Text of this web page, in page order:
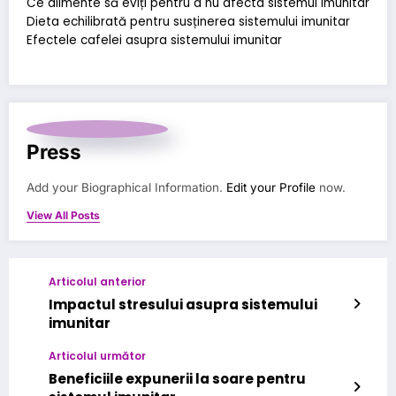
Dieta echilibrată pentru susținerea sistemului imunitar
Efectele cafelei asupra sistemului imunitar
Press
Add your Biographical Information. Edit your Profile now.
View All Posts
Articolul anterior
Impactul stresului asupra sistemului
imunitar
Articolul următor
Beneficiile expunerii la soare pentru